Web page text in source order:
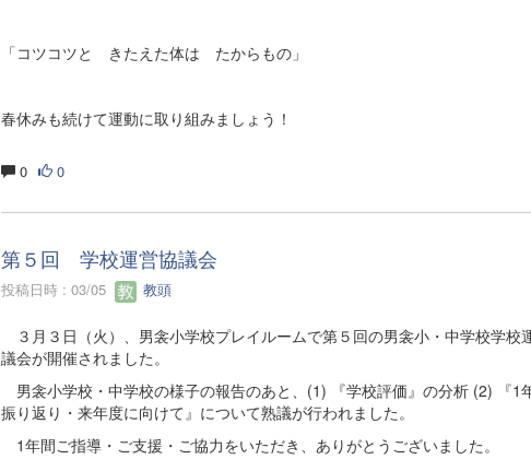
「コツコツと きたえた体は たからもの」
春休みも続けて運動に取り組みましょう！
0 0
第５回 学校運営協議会
投稿日時 : 03/05 教頭
３月３日（火）、男衾小学校プレイルームで第５回の男衾小・中学校学校
議会が開催されました。
男衾小学校・中学校の様子の報告のあと、(1) 『学校評価』の分析 (2) 『1
振り返り・来年度に向けて』について熟議が行われました。
1年間ご指導・ご支援・ご協力をいただき、ありがとうございました。